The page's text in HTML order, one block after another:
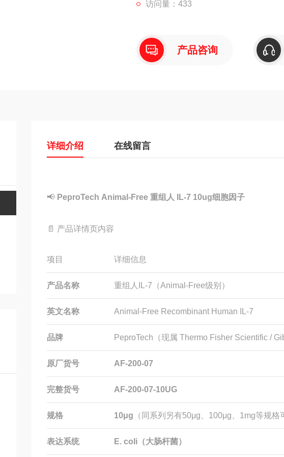
访问量：433
产品咨询
详细介绍 在线留言
📢 PeproTech Animal-Free 重组人 IL-7 10ug细胞因子
📄 产品详情页内容
项目 详细信息
产品名称 重组人IL-7（Animal-Free级别）
英文名称 Animal-Free Recombinant Human IL-7
品牌 PeproTech（现属 Thermo Fisher Scientific /
原厂货号 AF-200-07
完整货号 AF-200-07-10UG
规格 10μg （同系列另有50μg、100μg、1mg等规格
表达系统 E. coli（大肠杆菌）